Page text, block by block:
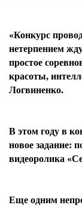
«Конкурс
нетерпением
простое
красоты,
Логвиненко.
В этом году в
новое задание:
видеоролика
Еще одним